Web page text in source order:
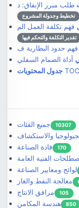
تخطيط وجدولة المشروع
تقدير التكلفة والتحكم فيها
جدول المحتويات
جميع الفئات 10307
والاستكشاف
قادة الصناعة 170
الفنية العامة
لوائح ومعايير الصناعة
معالجة النفط والغاز
مرافق الانتاج 105
هندسة المكامن 850